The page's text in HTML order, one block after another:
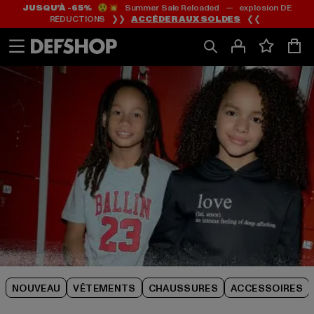
Passer
au
Passer
au
de
JUSQU’À -65%😲💥 Summer Sale Reloaded — explosion DE
RÉDUCTIONS ❯❯ACCÉDER AUX SOLDES ❮❮
NOUVEAU VÊTEMENTS CHAUSSURES ACCESSOIRES
Passer
au
de
produits